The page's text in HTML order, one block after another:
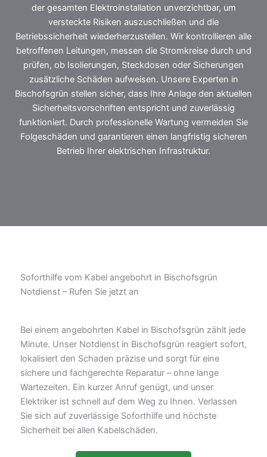
der gesamten Elektroinstallation unverzichtbar, um
versteckte Risiken auszuschließen und die
Betriebssicherheit wiederherzustellen. Wir kontrollieren alle
betroffenen Leitungen, messen die Stromkreise durch und
prüfen, ob Isolierungen, Steckdosen oder Sicherungen
zusätzliche Schäden aufweisen. Unsere Experten in
Bischofsgrün stellen sicher, dass Ihre Anlage den aktuellen
Sicherheitsvorschriften entspricht und zuverlässig
funktioniert. Durch professionelle Wartung vermeiden Sie
Folgeschäden und garantieren einen langfristig sicheren
Betrieb Ihrer elektrischen Infrastruktur.
Soforthilfe vom Kabel angebohrt in Bischofsgrün
Notdienst – Rufen Sie jetzt an
Bei einem angebohrten Kabel in Bischofsgrün zählt jede
Minute. Unser Notdienst in Bischofsgrün reagiert sofort,
lokalisiert den Schaden präzise und sorgt für eine
sichere und fachgerechte Reparatur – ohne lange
Wartezeiten. Ein kurzer Anruf genügt, und unser
Elektriker ist schnell auf dem Weg zu Ihnen. Verlassen
Sie sich auf zuverlässige Soforthilfe und höchste
Sicherheit bei allen Kabelschäden.